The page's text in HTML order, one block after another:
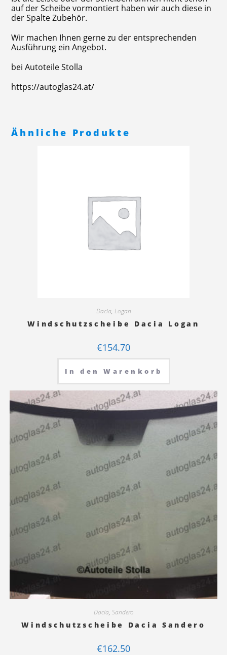
auf der Scheibe vormontiert haben wir auch diese in
der Spalte Zubehör.
Wir machen Ihnen gerne zu der entsprechenden
Ausführung ein Angebot.
bei Autoteile Stolla
https://autoglas24.at/
Ähnliche Produkte
Dacia, Logan
Windschutzscheibe Dacia Logan
€154.70
In den Warenkorb
Dacia, Sandero
Windschutzscheibe Dacia Sandero
€162.50